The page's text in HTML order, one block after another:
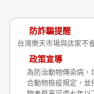
防詐騙提醒
台灣樂天市場與店家不
政策宣導
為防治動物傳染病，
合動物檢疫規定，並